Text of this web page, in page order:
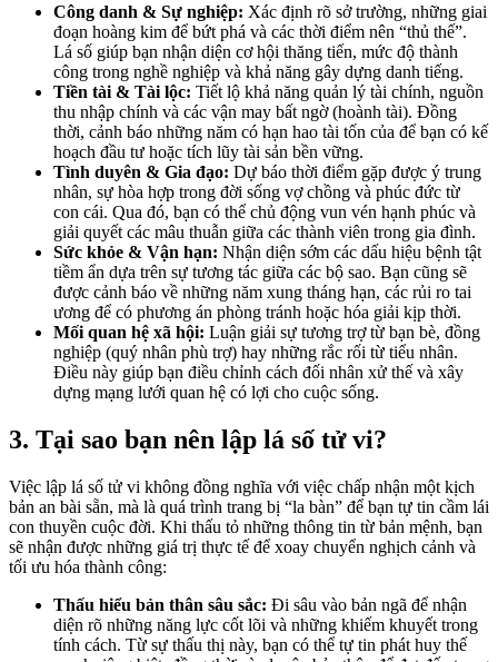
Công danh & Sự nghiệp: Xác định rõ sở trường, những giai
đoạn hoàng kim để bứt phá và các thời điểm nên “thủ thế”.
Lá số giúp bạn nhận diện cơ hội thăng tiến, mức độ thành
công trong nghề nghiệp và khả năng gây dựng danh tiếng.
Tiền tài & Tài lộc: Tiết lộ khả năng quản lý tài chính, nguồn
thu nhập chính và các vận may bất ngờ (hoành tài). Đồng
thời, cảnh báo những năm có hạn hao tài tốn của để bạn có kế
hoạch đầu tư hoặc tích lũy tài sản bền vững.
Tình duyên & Gia đạo: Dự báo thời điểm gặp được ý trung
nhân, sự hòa hợp trong đời sống vợ chồng và phúc đức từ
con cái. Qua đó, bạn có thể chủ động vun vén hạnh phúc và
giải quyết các mâu thuẫn giữa các thành viên trong gia đình.
Sức khỏe & Vận hạn: Nhận diện sớm các dấu hiệu bệnh tật
tiềm ẩn dựa trên sự tương tác giữa các bộ sao. Bạn cũng sẽ
được cảnh báo về những năm xung tháng hạn, các rủi ro tai
ương để có phương án phòng tránh hoặc hóa giải kịp thời.
Mối quan hệ xã hội: Luận giải sự tương trợ từ bạn bè, đồng
nghiệp (quý nhân phù trợ) hay những rắc rối từ tiểu nhân.
Điều này giúp bạn điều chỉnh cách đối nhân xử thế và xây
dựng mạng lưới quan hệ có lợi cho cuộc sống.
3. Tại sao bạn nên lập lá số tử vi?
Việc lập lá số tử vi không đồng nghĩa với việc chấp nhận một kịch
bản an bài sẵn, mà là quá trình trang bị “la bàn” để bạn tự tin cầm lái
con thuyền cuộc đời. Khi thấu tỏ những thông tin từ bản mệnh, bạn
sẽ nhận được những giá trị thực tế để xoay chuyển nghịch cảnh và
tối ưu hóa thành công:
Thấu hiểu bản thân sâu sắc: Đi sâu vào bản ngã để nhận
diện rõ những năng lực cốt lõi và những khiếm khuyết trong
tính cách. Từ sự thấu thị này, bạn có thể tự tin phát huy thế